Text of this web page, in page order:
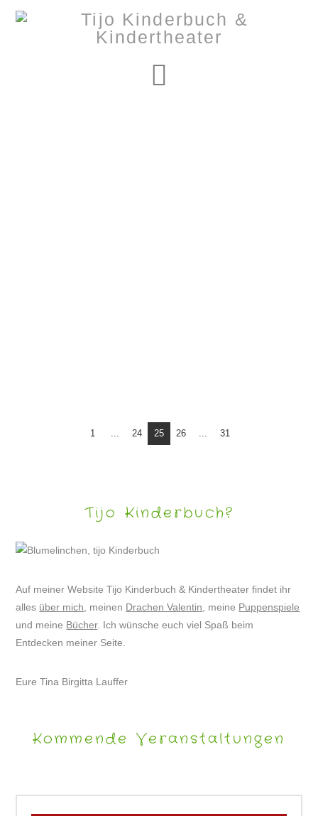
1 24 25 26 31
Tijo Kinderbuch?
Auf meiner Website Tijo Kinderbuch & Kindertheater findet ihr
alles über mich , meinen Drachen Valentin , meine Puppenspiele
und meine Bücher. Ich wünsche euch viel Spaß beim
Entdecken meiner Seite.
Eure Tina Birgitta Lauffer
Kommende Veranstaltungen